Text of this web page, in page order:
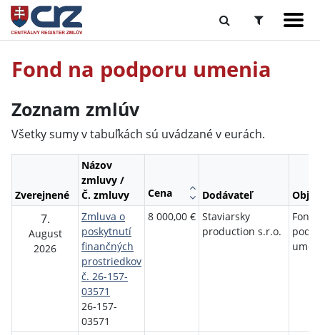
Fond na podporu umenia
Zoznam zmlúv
Všetky sumy v tabuľkách sú uvádzané v eurách.
Zverejnené
Názov
zmluvy /
Č. zmluvy
Cena Dodávateľ
7.
August
2026
Zmluva o
poskytnutí
finančných
prostriedkov
č. 26-157-
03571
26-157-
03571
8 000,00 € Staviarsky
production s.r.o.
Fond